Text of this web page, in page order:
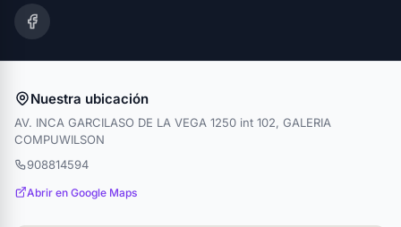
Nuestra ubicación
AV. INCA GARCILASO DE LA VEGA 1250 int 102, GALERIA
COMPUWILSON
908814594
Abrir en Google Maps